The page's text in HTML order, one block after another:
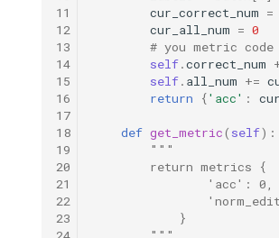
11
12
13
14
15
16
17
18
19
20
21
22
23
cur_correct_num =
cur_all_num = 0
# you metric code
self.correct_num
self. all_num +=
return
{'acc' :
def get_metric( self):
"""
        return metrics {
                'acc': 0,
            }